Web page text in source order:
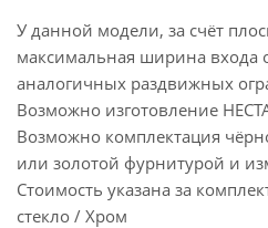
У данной модели, за счёт
максимальная ширина входа
аналогичных раздвижных
Возможно изготовление
Возможно комплектация
или золотой фурнитурой и
Стоимость указана за
стекло / Хром